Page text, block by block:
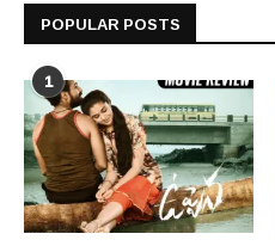
POPULAR POSTS
1